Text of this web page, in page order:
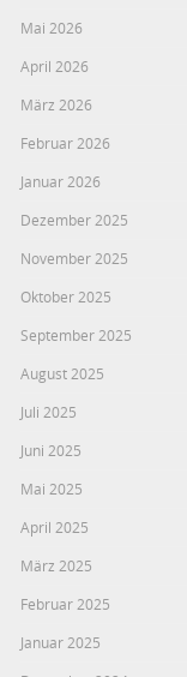
Mai 2026
April 2026
März 2026
Februar 2026
Januar 2026
Dezember 2025
November 2025
Oktober 2025
September 2025
August 2025
Juli 2025
Juni 2025
Mai 2025
April 2025
März 2025
Februar 2025
Januar 2025